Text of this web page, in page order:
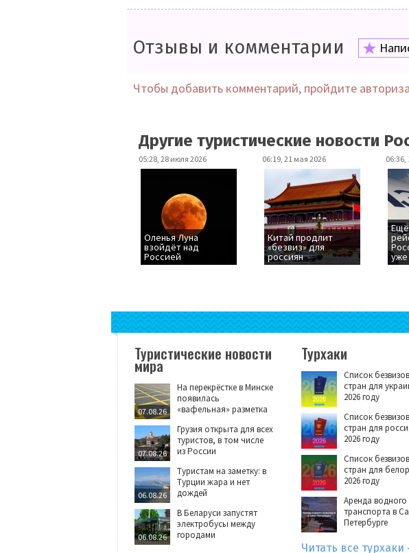
Отзывы и комментарии
Чтобы добавить комментарий, пройдите
Другие туристические новости
05:28, 28 июля 2026
Оленья Луна
взойдёт над
Россией
06:19, 21 мая 2026
Китай продлит
«безвиз» для
россиян
06:36,
Туристические новости
мира
07.08.26
На перекрёстке в Минске
появилась
«вафельная» разметка
07.08.26
Грузия открыта для всех
туристов, в том числе
из России
06.08.26
Туристам на заметку: в
Турции жара и нет
дождей
06.08.26
В Беларуси запустят
электробусы между
городами
Турхаки
Список
стран для
2026 году
Список
стран для
2026 году
Список
стран для
2026 году
Аренда водного
транспорта в
Петербурге
Читать все турхаки